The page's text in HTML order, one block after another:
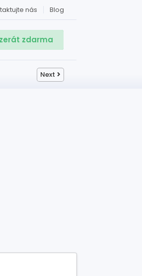
Blog
nás
zdarma
Next